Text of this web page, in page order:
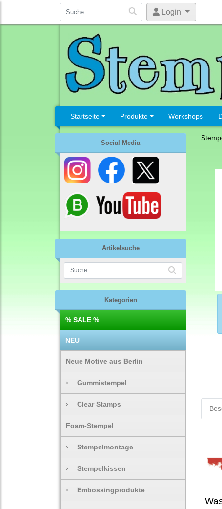
Login
Startseite Produkte Workshops
Social Media
Artikelsuche
Kategorien
% SALE %
NEU
Neue Motive aus Berlin
› Gummistempel
› Clear Stamps
Foam-Stempel
› Stempelmontage
› Stempelkissen
› Embossingprodukte